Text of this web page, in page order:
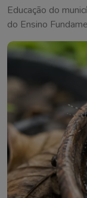
Educação do
do Ensino
resultados de